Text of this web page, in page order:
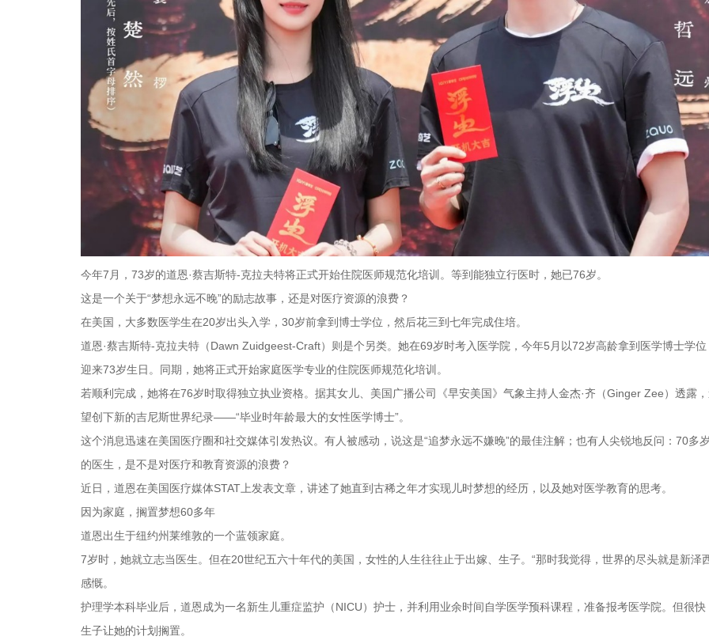
今年7月，73岁的道恩·蔡吉斯特-克拉夫特将正式开始住院医师规范化培训。等到能独立行医时，她已76岁。
这是一个关于“梦想永远不晚”的励志故事，还是对医疗资源的浪费？
在美国，大多数医学生在20岁出头入学，30岁前拿到博士学位，然后花三到七年完成住培。
道恩·蔡吉斯特-克拉夫特（Dawn Zuidgeest-Craft）则是个另类。她在69岁时考入医学院，今年5月以72岁高龄拿到医学博士学
迎来73岁生日。同期，她将正式开始家庭医学专业的住院医师规范化培训。
若顺利完成，她将在76岁时取得独立执业资格。据其女儿、美国广播公司《早安美国》气象主持人金杰·齐（Ginger Zee）透露
望创下新的吉尼斯世界纪录——“毕业时年龄最大的女性医学博士”。
这个消息迅速在美国医疗圈和社交媒体引发热议。有人被感动，说这是“追梦永远不嫌晚”的最佳注解；也有人尖锐地反问：70多
的医生，是不是对医疗和教育资源的浪费？
近日，道恩在美国医疗媒体STAT上发表文章，讲述了她直到古稀之年才实现儿时梦想的经历，以及她对医学教育的思考。
因为家庭，搁置梦想60多年
道恩出生于纽约州莱维敦的一个蓝领家庭。
7岁时，她就立志当医生。但在20世纪五六十年代的美国，女性的人生往往止于出嫁、生子。“那时我觉得，世界的尽头就是新泽
感慨。
护理学本科毕业后，道恩成为一名新生儿重症监护（NICU）护士，并利用业余时间自学医学预科课程，准备报考医学院。但很快
生子让她的计划搁置。